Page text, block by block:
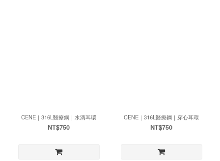
CENE｜316L醫療鋼｜水滴耳環
NT$750
CENE｜316L醫療鋼｜穿心耳環
NT$750